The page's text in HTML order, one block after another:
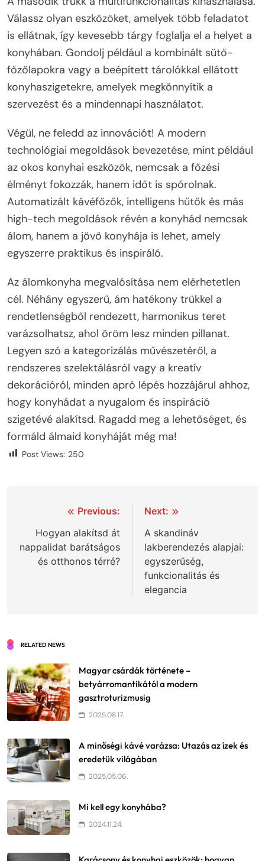
Válassz olyan eszközöket, amelyek több feladatot
is ellátnak, így kevesebb tárgy foglalja el a helyet a
konyhában. Gondolj például a kombinált sütő-
főzőlapokra vagy a beépített tárolókkal ellátott
konyhaszigetekre, amelyek megkönnyítik a
szervezést és a mindennapi használatot.
Végül, ne feledd az innovációt! A modern
technológiai megoldások bevezetése, mint például
az okos konyhai eszközök, nemcsak a főzési
élményt fokozzák, hanem időt is spórolnak.
Automatizált kávéfőzők, intelligens hűtők és más
high-tech megoldások révén a konyhád nemcsak
álom, hanem a jövő konyhája is lehet, amely
egyszerre praktikus és inspiráló.
Az álomkonyha megvalósítása nem elérhetetlen
cél. Néhány egyszerű, ám hatékony trükkel a
rendetlenségből rendezett, harmonikus teret
varázsolhatsz, ahol öröm lesz minden pillanat.
Legyen szó a kategorizálás művészetéről, a
rendszeres szelektálásról vagy a kreatív
dekorációról, minden apró lépés hozzájárul ahhoz,
hogy konyhádat a nyugalom és inspiráció
szigetévé alakítsd. Ragadd meg a lehetőséget, és
formáld álmaid konyháját még ma!
Post Views: 250
Bejegyzés
navigáció
Previous:
Hogyan alakítsd át
nappalidat barátságos
és otthonos térré?
Next:
A skandináv
lakberendezés alapjai:
egyszerűség,
funkcionalitás és
elegancia
RELATED NEWS
Magyar csárdák története –
betyárromantikától a modern
gasztroturizmusig
2025.08.17.
A minőségi kávé varázsa: Utazás az ízek és
eredetük világában
2025.05.06.
Mi kell egy konyhába?
2024.11.24.